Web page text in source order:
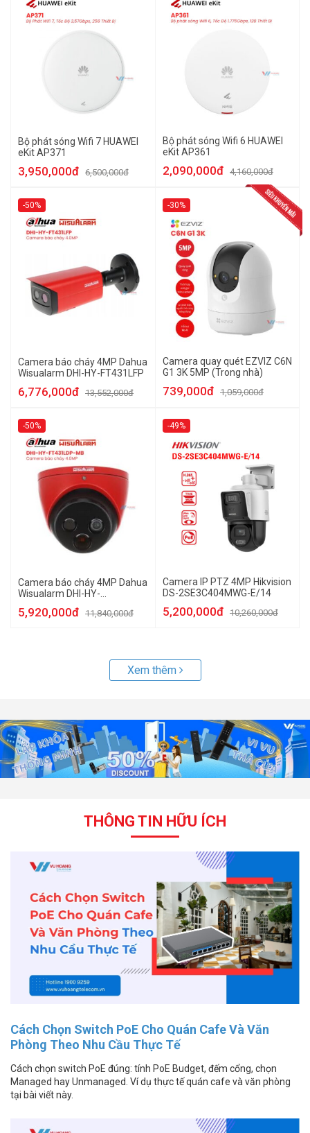
Bộ phát sóng Wifi 7 HUAWEI
eKit AP371
3,950,000đ 6,500,000đ
Bộ phát sóng Wifi 6 HUAWEI
eKit AP361
2,090,000đ 4,160,000đ
-50%
Camera báo cháy 4MP Dahua
Wisualarm DHI-HY-FT431LFP
6,776,000đ 13,552,000đ
-30%
Camera quay quét EZVIZ C6N
G1 3K 5MP (Trong nhà)
739,000đ 1,059,000đ
-50%
Camera báo cháy 4MP Dahua
Wisualarm DHI-HY-
FT431LDP-MB
5,920,000đ 11,840,000đ
-49%
Camera IP PTZ 4MP Hikvision
DS-2SE3C404MWG-E/14
5,200,000đ 10,260,000đ
Xem thêm
THÔNG TIN HỮU ÍCH
Cách Chọn Switch PoE Cho Quán Cafe Và Văn
Phòng Theo Nhu Cầu Thực Tế
Cách chọn switch PoE đúng: tính PoE Budget, đếm cổng, chọn
Managed hay Unmanaged. Ví dụ thực tế quán cafe và văn phòng
tại bài viết này.